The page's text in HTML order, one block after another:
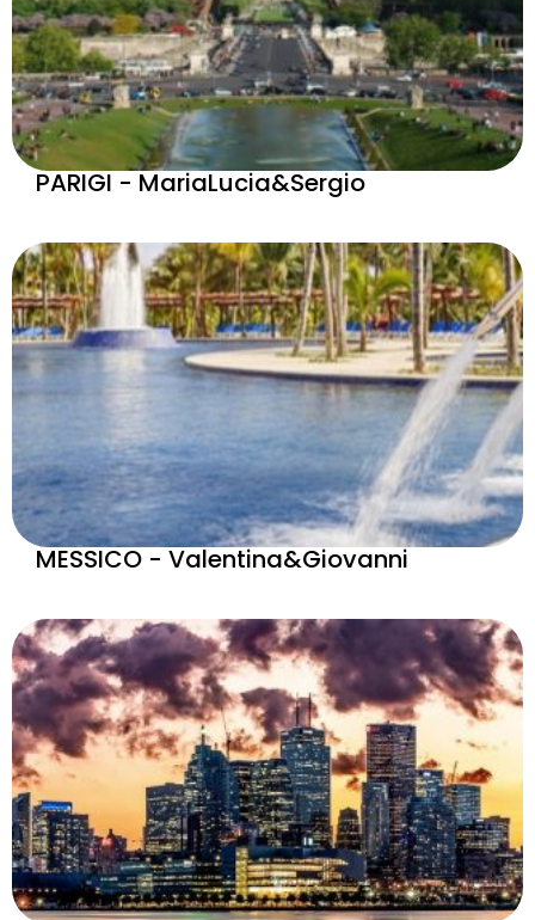
PARIGI - MariaLucia&Sergio
MESSICO - Valentina&Giovanni